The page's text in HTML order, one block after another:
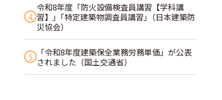
4
令和8年度「防火設備検査員講習【学科講
習】」｢特定建築物調査員講習｣（日本建築防
災協会）
5
「令和8年度建築保全業務労務単価」が公表
されました（国土交通省）